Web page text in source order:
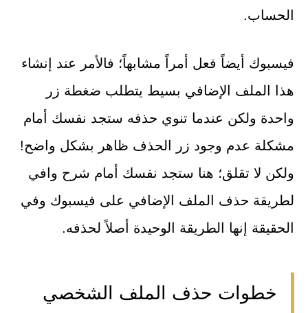
الحساب.
فيسبوك أيضاً فعل أمراً مشابهاً؛ فالأمر عند إنشاء
هذا الملف الإضافي بسيط يتطلب ضغطة زر
واحدة ولكن عندما تنوي حذفه ستجد نفسك أمام
مشكلة عدم وجود زر الحذف ظاهر بشكل واضح!
ولكن لا تقلق؛ هنا ستجد نفسك أمام شرح وافي
لطريقة حذف الملف الإضافي على فيسبوك وفي
الحقيقة إنها الطريقة الوحيدة أصلاً لحذفه.
خطوات حذف الملف الشخصي